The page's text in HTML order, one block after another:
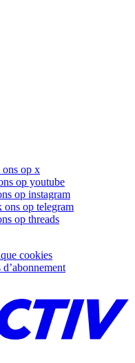
ons op x
op youtube
op instagram
ons op telegram
op threads
cookies